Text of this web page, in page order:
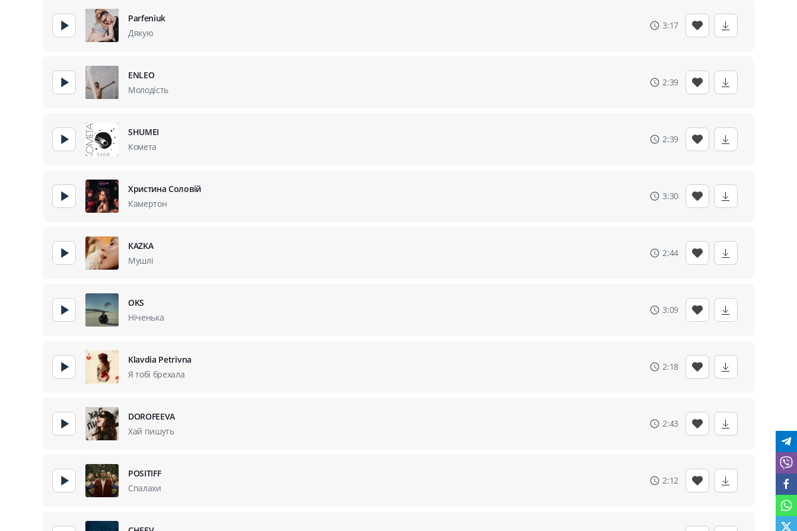
Parfeniuk
Дякую
3:17
ENLEO
Молодість
2:39
SHUMEI
Комета
2:39
Христина Соловій
Камертон
3:30
KAZKA
Мушлі
2:44
OKS
Ніченька
3:09
Klavdia Petrivna
Я тобі брехала
2:18
DOROFEEVA
Хай пишуть
2:43
POSITIFF
Спалахи
2:12